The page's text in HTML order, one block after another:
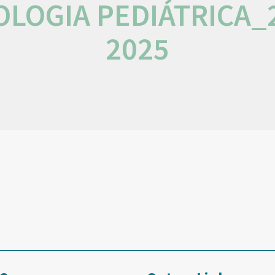
2025